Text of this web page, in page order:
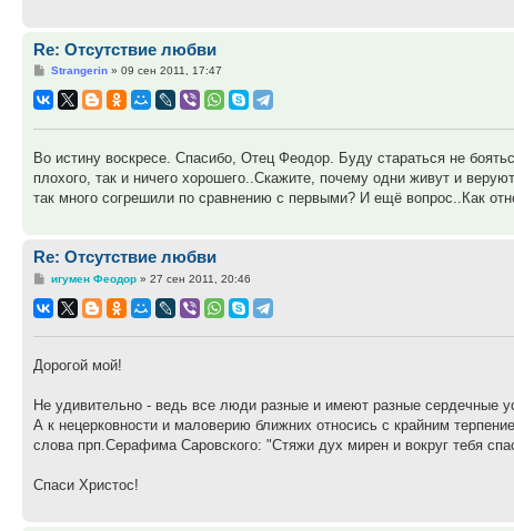
Re: Отсутствие любви
Сообщение
Strangerin» 09 сен 2011, 17:47
Во истину воскресе. Спасибо, Отец Феодор. Буду стараться не
плохого, так и ничего хорошего..Скажите, почему одни живут и
так много согрешили по сравнению с первыми? И ещё вопрос..Как
Re: Отсутствие любви
Сообщение
игумен Феодор» 27 сен 2011, 20:46
Дорогой мой!
Не удивительно - ведь все люди разные и имеют разные сердечные
А к нецерковности и маловерию ближних относись с крайним
слова прп.Серафима Саровского: "Стяжи дух мирен и вокруг тебя
Спаси Христос!